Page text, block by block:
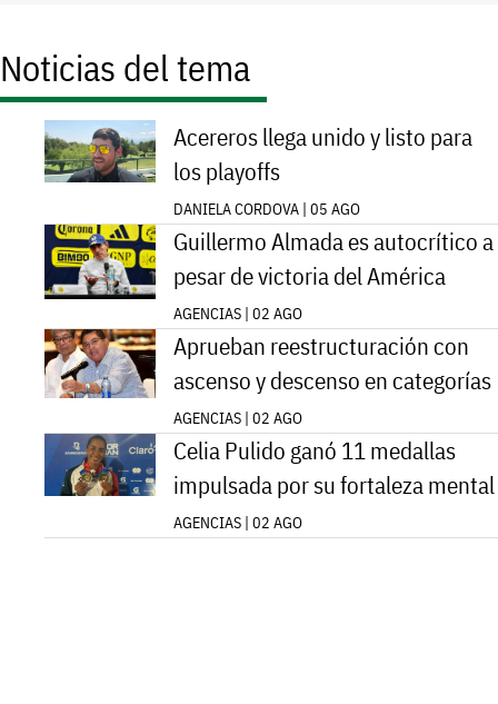
Noticias del tema
Acereros llega unido y listo para
los playoffs
DANIELA CORDOVA | 05 AGO
Guillermo Almada es autocrítico a
pesar de victoria del América
AGENCIAS | 02 AGO
Aprueban reestructuración con
ascenso y descenso en categorías
AGENCIAS | 02 AGO
Celia Pulido ganó 11 medallas
impulsada por su fortaleza mental
AGENCIAS | 02 AGO